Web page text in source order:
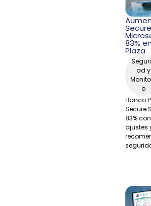
83%
Plaza
ad y
o
Banco
Secure
83%
ajustes